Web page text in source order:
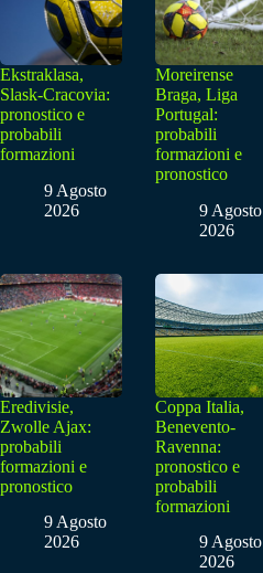
Ekstraklasa,
Slask-Cracovia:
pronostico e
probabili
formazioni
9 Agosto
2026
Moreirense
Braga, Liga
Portugal:
probabili
formazioni e
pronostico
9 Agosto
2026
Eredivisie,
Zwolle Ajax:
probabili
formazioni e
pronostico
9 Agosto
2026
Coppa Italia,
Benevento-
Ravenna:
pronostico e
probabili
formazioni
9 Agosto
2026